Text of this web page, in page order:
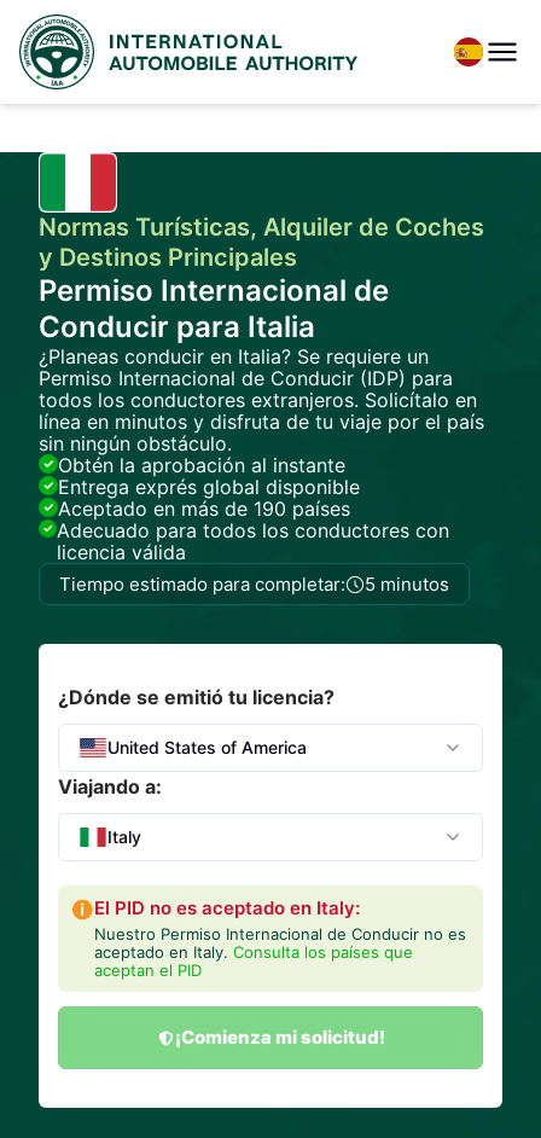
Normas Turísticas, Alquiler de Coches
y Destinos Principales
Permiso Internacional de
Conducir para Italia
¿Planeas conducir en Italia? Se requiere un
Permiso Internacional de Conducir (IDP) para
todos los conductores extranjeros. Solicítalo en
línea en minutos y disfruta de tu viaje por el país
sin ningún obstáculo.
Obtén la aprobación al instante
Entrega exprés global disponible
Aceptado en más de 190 países
Adecuado para todos los conductores con
licencia válida
Tiempo estimado para completar: 5 minutos
¿Dónde se emitió tu licencia?
United States of America
Viajando a:
Italy
El PID no es aceptado en Italy:
Nuestro Permiso Internacional de Conducir no es
aceptado en Italy. Consulta los países que
aceptan el PID
¡Comienza mi solicitud!